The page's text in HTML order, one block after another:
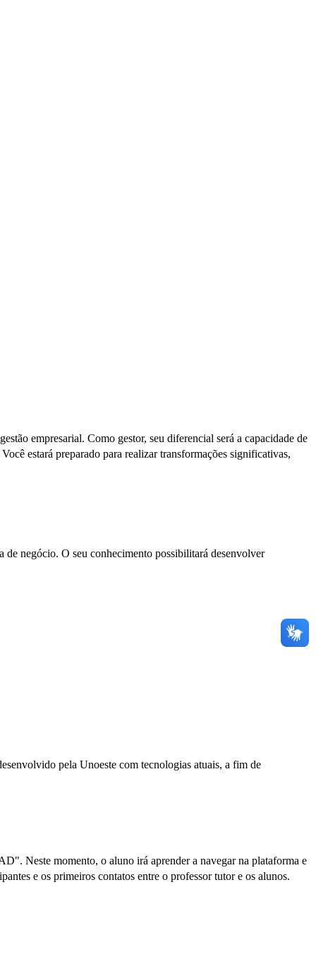
empresarial. Como gestor, seu diferencial será a capacidade de
estará preparado para realizar transformações significativas,
de negócio. O seu conhecimento possibilitará desenvolver
pela Unoeste com tecnologias atuais, a fim de
Neste momento, o aluno irá aprender a navegar na plataforma e
e os primeiros contatos entre o professor tutor e os alunos.